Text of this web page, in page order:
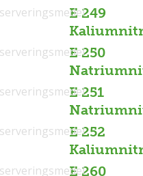
E 249
E 250
E 251
E 252
E 260